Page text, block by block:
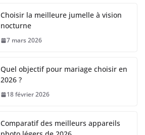
Choisir la meilleure jumelle à vision
nocturne
7 mars 2026
Quel objectif pour mariage choisir en
2026 ?
18 février 2026
Comparatif des meilleurs appareils